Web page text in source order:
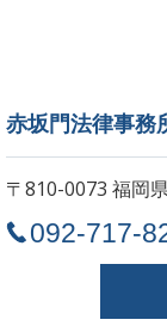
赤坂門法律事務
〒810-0073 福岡
092-717-